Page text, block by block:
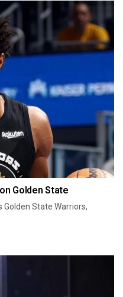
Golden State
Golden State Warriors,